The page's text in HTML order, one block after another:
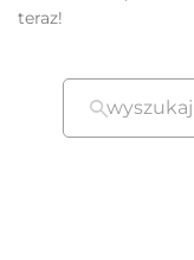
teraz!